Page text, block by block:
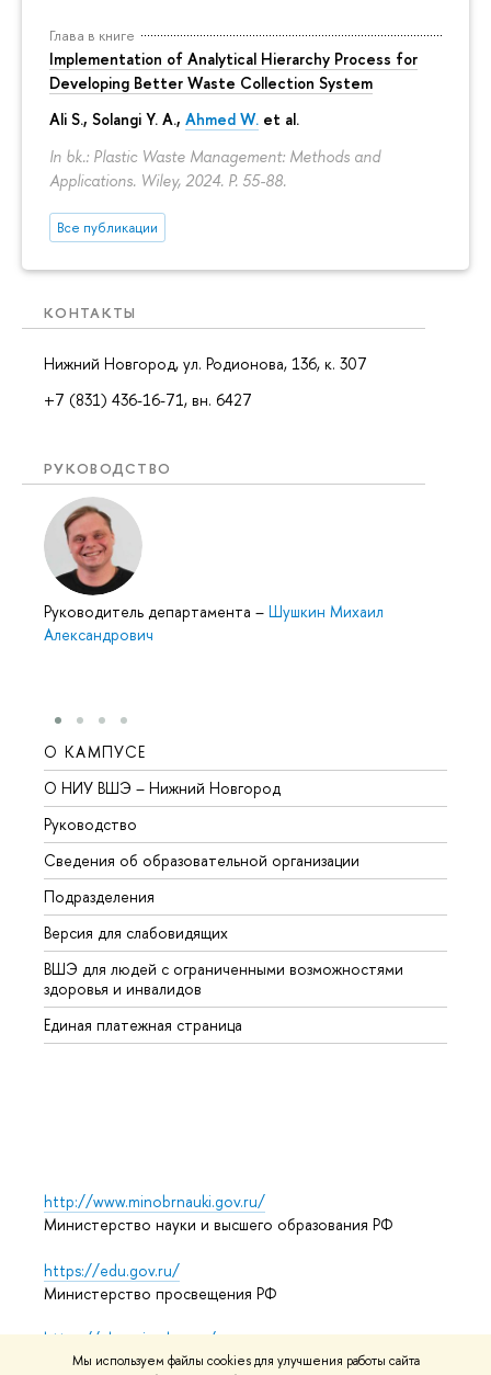
Мы используем файлы cookies для улучшения работы сайта
Глава в книге
Implementation of Analytical Hierarchy Process for
Developing Better Waste Collection System
Ali S., Solangi Y. A., Ahmed W. et al.
In bk.: Plastic Waste Management: Methods and
Applications. Wiley, 2024. P. 55-88.
Все публикации
КОНТАКТЫ
Нижний Новгород, ул. Родионова, 136, к. 307
+7 (831) 436-16-71, вн. 6427
РУКОВОДСТВО
Руководитель департамента – Шушкин Михаил
Александрович
О КАМПУСЕ
О НИУ ВШЭ – Нижний Новгород
Руководство
Сведения об образовательной организации
Подразделения
Версия для слабовидящих
ВШЭ для людей с ограниченными возможностями
здоровья и инвалидов
Единая платежная страница
http://www.minobrnauki.gov.ru/
Министерство науки и высшего образования РФ
https://edu.gov.ru/
Министерство просвещения РФ
https://elearning.hse.ru/mooc
Массовые открытые онлайн-курсы